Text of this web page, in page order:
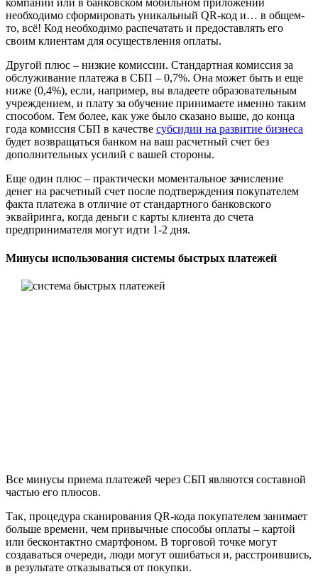
компании или в банковском мобильном приложении
необходимо сформировать уникальный QR-код и… в общем-
то, всё! Код необходимо распечатать и предоставлять его
своим клиентам для осуществления оплаты.
Другой плюс – низкие комиссии. Стандартная комиссия за
обслуживание платежа в СБП – 0,7%. Она может быть и еще
ниже (0,4%), если, например, вы владеете образовательным
учреждением, и плату за обучение принимаете именно таким
способом. Тем более, как уже было сказано выше, до конца
года комиссия СБП в качестве субсидии на развитие бизнеса
будет возвращаться банком на ваш расчетный счет без
дополнительных усилий с вашей стороны.
Еще один плюс – практически моментальное зачисление
денег на расчетный счет после подтверждения покупателем
факта платежа в отличие от стандартного банковского
эквайринга, когда деньги с карты клиента до счета
предпринимателя могут идти 1-2 дня.
Минусы использования системы быстрых платежей
Все минусы приема платежей через СБП являются составной
частью его плюсов.
Так, процедура сканирования QR-кода покупателем занимает
больше времени, чем привычные способы оплаты – картой
или бесконтактно смартфоном. В торговой точке могут
создаваться очереди, люди могут ошибаться и, расстроившись,
в результате отказываться от покупки.